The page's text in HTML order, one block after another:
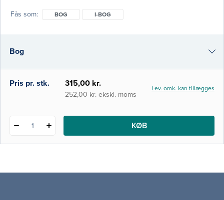
gennemføre deres arbejde med aktiv
og færdiguddannede sygeplejersker, som i
stadig højere g
Fås som BOG I-BOG
Bog
i-bog
Pris pr. stk. 315,00 kr.
252,00 kr. ekskl. moms
Lev. omk. kan tillægges
1 KØB